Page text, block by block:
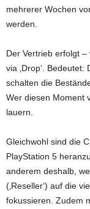
mehrerer Wochen
werden.
Der Vertrieb erfolgt
via ‚Drop‘.
schalten die
Wer diesen Moment
lauern.
Gleichwohl sind die
PlayStation 5
anderem deshalb,
(‚Reseller‘) auf die
fokussieren. Zudem